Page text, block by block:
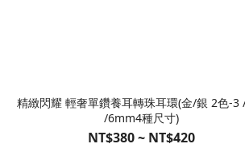
精緻閃耀 輕奢單鑽養耳轉珠耳環(金/銀 2色-3
/6mm4種尺寸)
NT$380 ~ NT$420